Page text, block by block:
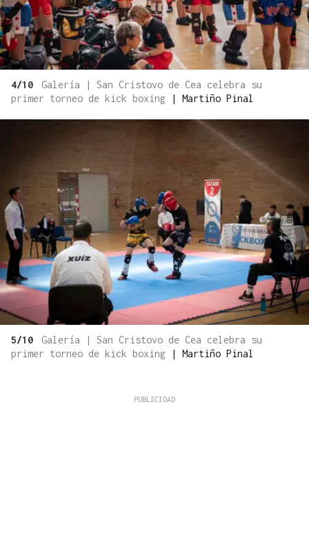
4/10
Galería | San Cristovo de Cea celebra su
primer torneo de kick boxing
| Martiño Pinal
5/10
Galería | San Cristovo de Cea celebra su
primer torneo de kick boxing
| Martiño Pinal